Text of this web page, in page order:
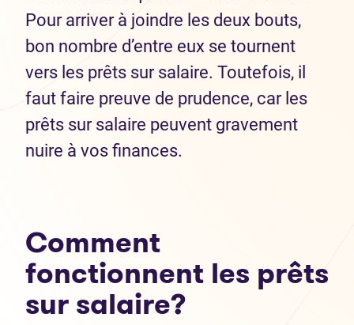
Pour arriver à joindre les deux bouts,
bon nombre d’entre eux se tournent
vers les prêts sur salaire. Toutefois, il
faut faire preuve de prudence, car les
prêts sur salaire peuvent gravement
nuire à vos finances.
Comment
fonctionnent les prêts
sur salaire?